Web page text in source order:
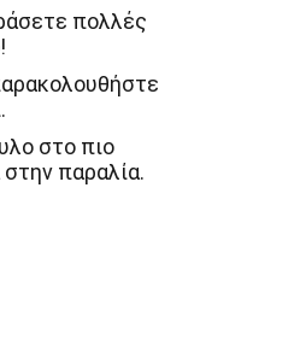
πολλές
στο πιο
στην παραλία.